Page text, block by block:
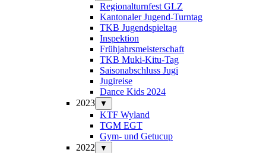
Regionalturnfest GLZ
Kantonaler Jugend-Turntag
TKB Jugendspieltag
Inspektion
Frühjahrsmeisterschaft
TKB Muki-Kitu-Tag
Saisonabschluss Jugi
Jugireise
Dance Kids 2024
2023
▼
KTF Wyland
TGM EGT
Gym- und Getucup
2022
▼